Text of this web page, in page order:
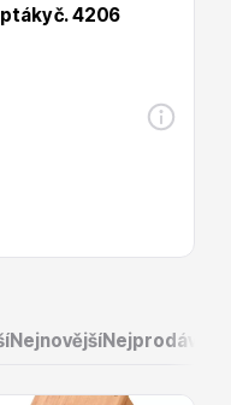
č. 4206
Nejnovější